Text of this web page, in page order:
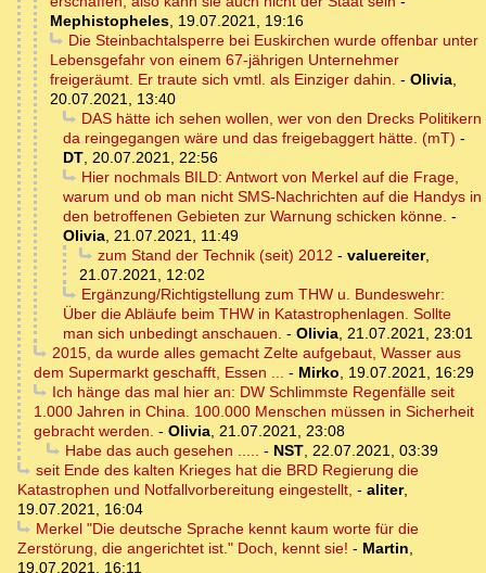
Mephistopheles, 19.07.2021, 19:16
Die Steinbachtalsperre bei Euskirchen wurde offenbar unter
Lebensgefahr von einem 67-jährigen Unternehmer
freigeräumt. Er traute sich vmtl. als Einziger dahin. - Olivia,
20.07.2021, 13:40
DAS hätte ich sehen wollen, wer von den Drecks Politikern
da reingegangen wäre und das freigebaggert hätte. (mT) -
DT, 20.07.2021, 22:56
Hier nochmals BILD: Antwort von Merkel auf die Frage,
warum und ob man nicht SMS-Nachrichten auf die Handys in
den betroffenen Gebieten zur Warnung schicken könne. -
Olivia, 21.07.2021, 11:49
zum Stand der Technik (seit) 2012 - valuereiter,
21.07.2021, 12:02
Ergänzung/Richtigstellung zum THW u. Bundeswehr:
Über die Abläufe beim THW in Katastrophenlagen. Sollte
man sich unbedingt anschauen. - Olivia, 21.07.2021, 23:01
2015, da wurde alles gemacht Zelte aufgebaut, Wasser aus
dem Supermarkt geschafft, Essen ... - Mirko, 19.07.2021, 16:29
Ich hänge das mal hier an: DW Schlimmste Regenfälle seit
1.000 Jahren in China. 100.000 Menschen müssen in Sicherheit
gebracht werden. - Olivia, 21.07.2021, 23:08
Habe das auch gesehen ..... - NST, 22.07.2021, 03:39
seit Ende des kalten Krieges hat die BRD Regierung die
Katastrophen und Notfallvorbereitung eingestellt, - aliter,
19.07.2021, 16:04
Merkel "Die deutsche Sprache kennt kaum worte für die
Zerstörung, die angerichtet ist." Doch, kennt sie! - Martin,
19.07.2021, 16:11